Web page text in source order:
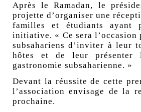
Après le Ramadan, le
projette d’organiser une
familles et étudiants ayant
initiative. « Ce sera l’occasion
subsahariens d’inviter à leur
hôtes et de leur
gastronomie subsaharienne. »
Devant la réussite de cette
l’association envisage de la
prochaine.